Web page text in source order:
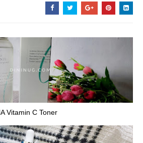
Vitamin C Toner